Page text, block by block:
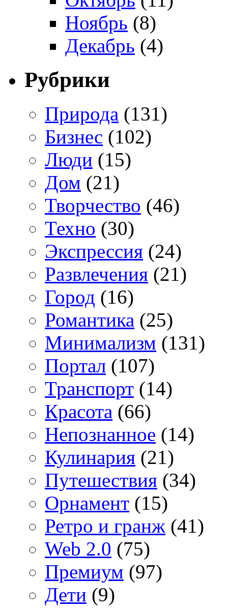
Ноябрь (8)
Декабрь (4)
Рубрики
Природа (131)
Бизнес (102)
Люди (15)
Дом (21)
Творчество (46)
Техно (30)
Экспрессия (24)
Развлечения (21)
Город (16)
Романтика (25)
Минимализм (131)
Портал (107)
Транспорт (14)
Красота (66)
Непознанное (14)
Кулинария (21)
Путешествия (34)
Орнамент (15)
Ретро и гранж (41)
Web 2.0 (75)
Премиум (97)
Дети (9)